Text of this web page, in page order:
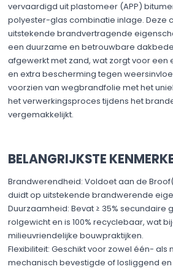
vervaardigd uit plastomeer (APP)
polyester-glas combinatie inlage. Deze
uitstekende brandvertragende
een duurzame en betrouwbare
afgewerkt met zand, wat zorgt voor een
en extra bescherming tegen
voorzien van wegbrandfolie met het
het verwerkingsproces tijdens het
vergemakkelijkt. ​
BELANGRIJKSTE
Brandwerendheid: Voldoet aan de
duidt op uitstekende brandwerende
Duurzaamheid: Bevat ≥ 35% secundaire
rolgewicht en is 100% recyclebaar, wat
milieuvriendelijke bouwpraktijken. ​
Flexibiliteit: Geschikt voor zowel één- als
mechanisch bevestigde of losliggend